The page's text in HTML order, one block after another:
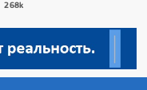
268k